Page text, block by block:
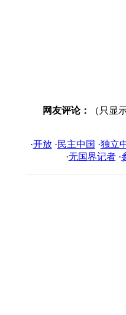
网友评论： （只显
·开放·民主中国 ·独立
·无国界记者·